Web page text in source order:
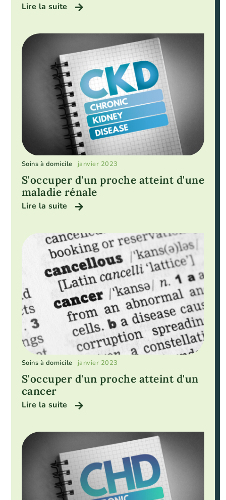
Lire la suite
Soins à domicile janvier 2023
S'occuper d'un proche atteint d'une
maladie rénale
Lire la suite
Soins à domicile janvier 2023
S'occuper d'un proche atteint d'un
cancer
Lire la suite